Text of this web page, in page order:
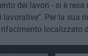
dei lavori - si è
Per la sua
localizzato